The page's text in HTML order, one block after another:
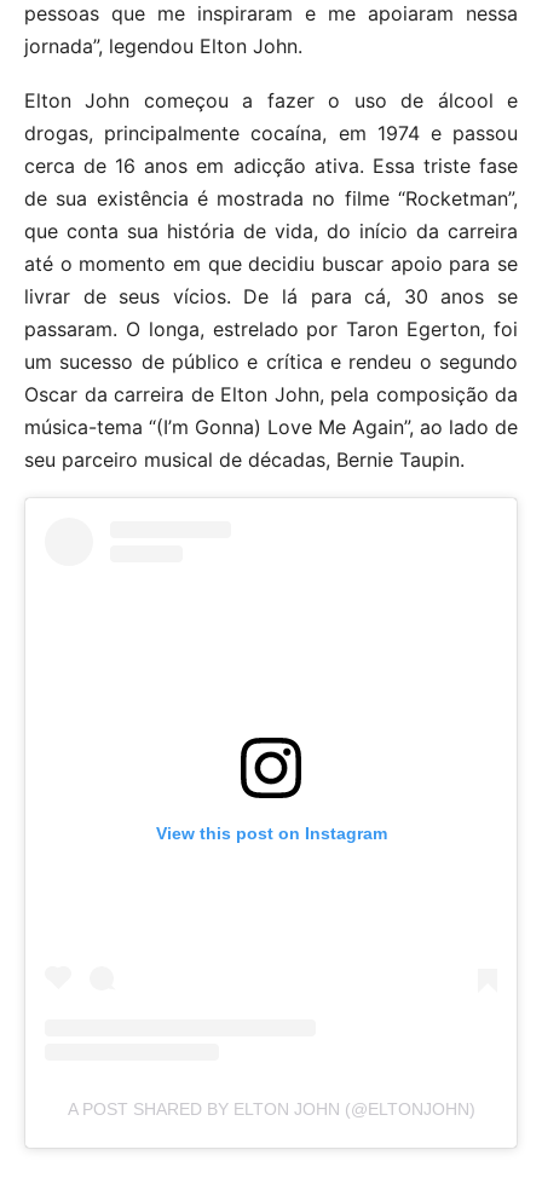
pessoas que me inspiraram e me apoiaram nessa
jornada”, legendou Elton John.
Elton John começou a fazer o uso de álcool e
drogas, principalmente cocaína, em 1974 e passou
cerca de 16 anos em adicção ativa. Essa triste fase
de sua existência é mostrada no filme “Rocketman”,
que conta sua história de vida, do início da carreira
até o momento em que decidiu buscar apoio para se
livrar de seus vícios. De lá para cá, 30 anos se
passaram. O longa, estrelado por Taron Egerton, foi
um sucesso de público e crítica e rendeu o segundo
Oscar da carreira de Elton John, pela composição da
música-tema “(I’m Gonna) Love Me Again”, ao lado de
seu parceiro musical de décadas, Bernie Taupin.
View this post on Instagram
A POST SHARED BY ELTON JOHN (@ELTONJOHN)